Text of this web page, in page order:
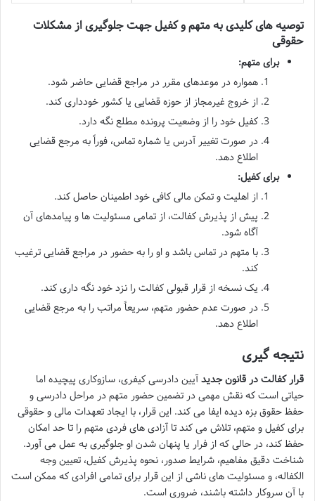
توصیه های کلیدی به متهم و کفیل جهت جلوگیری از مشکلات
حقوقی
برای متهم:
همواره در موعدهای مقرر در مراجع قضایی حاضر شود.
از خروج غیرمجاز از حوزه قضایی یا کشور خودداری کند.
کفیل خود را از وضعیت پرونده مطلع نگه دارد.
در صورت تغییر آدرس یا شماره تماس، فوراً به مرجع قضایی
اطلاع دهد.
برای کفیل:
از اهلیت و تمکن مالی کافی خود اطمینان حاصل کند.
پیش از پذیرش کفالت، از تمامی مسئولیت ها و پیامدهای آن
آگاه شود.
با متهم در تماس باشد و او را به حضور در مراجع قضایی ترغیب
کند.
یک نسخه از قرار قبولی کفالت را نزد خود نگه داری کند.
در صورت عدم حضور متهم، سریعاً مراتب را به مرجع قضایی
اطلاع دهد.
نتیجه گیری
قرار کفالت در قانون جدیدآیین دادرسی کیفری، سازوکاری پیچیده اما
حیاتی است که نقش مهمی در تضمین حضور متهم در مراحل دادرسی و
حفظ حقوق بزه دیده ایفا می کند. این قرار، با ایجاد تعهدات مالی و حقوقی
برای کفیل و متهم، تلاش می کند تا آزادی های فردی متهم را تا حد امکان
حفظ کند، در حالی که از فرار یا پنهان شدن او جلوگیری به عمل می آورد.
شناخت دقیق مفاهیم، شرایط صدور، نحوه پذیرش کفیل، تعیین وجه
الکفاله، و مسئولیت های ناشی از این قرار برای تمامی افرادی که ممکن است
با آن سروکار داشته باشند، ضروری است.